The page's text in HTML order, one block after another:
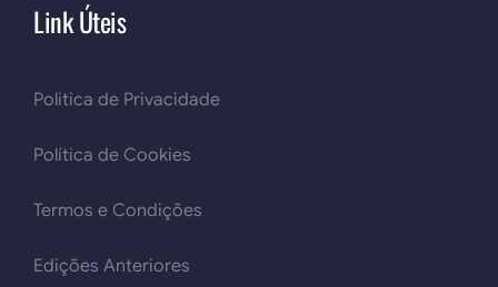
Link Úteis
Politica de Privacidade
Política de Cookies
Termos e Condições
Edições Anteriores